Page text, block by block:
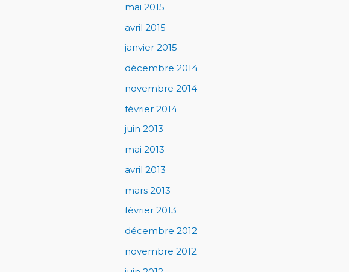
mai 2015
avril 2015
janvier 2015
décembre 2014
novembre 2014
février 2014
juin 2013
mai 2013
avril 2013
mars 2013
février 2013
décembre 2012
novembre 2012